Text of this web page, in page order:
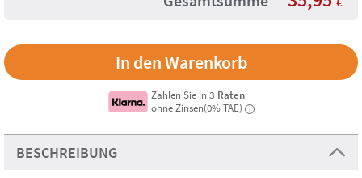
Zahlen Sie in3 Raten
ohne Zinsen(0% TAE)
i
BESCHREIBUNG